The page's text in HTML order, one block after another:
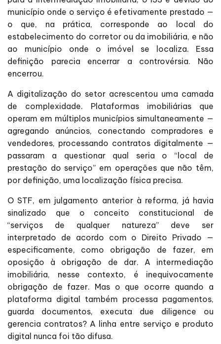
município onde o serviço é efetivamente prestado —
o que, na prática, corresponde ao local do
estabelecimento do corretor ou da imobiliária, e não
ao município onde o imóvel se localiza. Essa
definição parecia encerrar a controvérsia. Não
encerrou.
A digitalização do setor acrescentou uma camada
de complexidade. Plataformas imobiliárias que
operam em múltiplos municípios simultaneamente —
agregando anúncios, conectando compradores e
vendedores, processando contratos digitalmente —
passaram a questionar qual seria o “local de
prestação do serviço” em operações que não têm,
por definição, uma localização física precisa.
O STF, em julgamento anterior à reforma, já havia
sinalizado que o conceito constitucional de
“serviços de qualquer natureza” deve ser
interpretado de acordo com o Direito Privado —
especificamente, como obrigação de fazer, em
oposição à obrigação de dar. A intermediação
imobiliária, nesse contexto, é inequivocamente
obrigação de fazer. Mas o que ocorre quando a
plataforma digital também processa pagamentos,
guarda documentos, executa due diligence ou
gerencia contratos? A linha entre serviço e produto
digital nunca foi tão difusa.